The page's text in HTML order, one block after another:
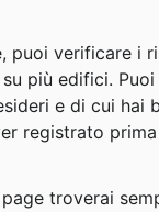
puoi verificare i
più edifici.
e di cui hai
registrato
troverai